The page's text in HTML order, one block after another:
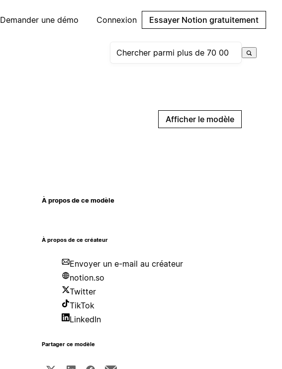
Demander une démo Connexion Essayer Notion gratuitement
Afficher le modèle
À propos de ce modèle
À propos de ce créateur
Envoyer un e-mail au créateur
notion.so
Twitter
TikTok
LinkedIn
Partager ce modèle